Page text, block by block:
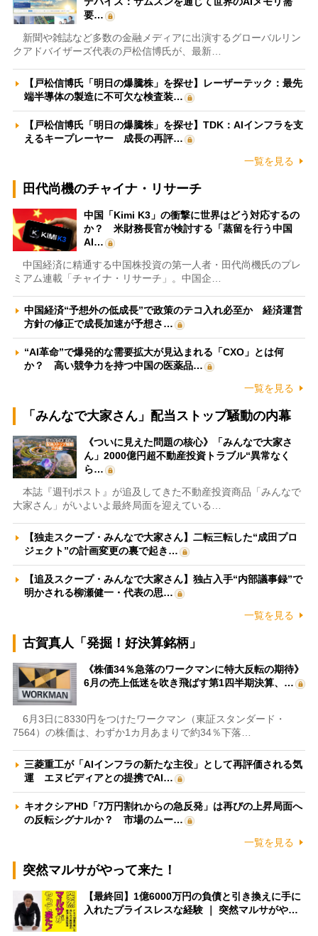
要…
新聞や雑誌など多数の金融メディアに出演するグローバルリン
クアドバイザーズ代表の戸松信博氏が、最新…
【戸松信博氏「明日の爆騰株」を探せ】レーザーテック：最先
端半導体の製造に不可欠な検査装…
【戸松信博氏「明日の爆騰株」を探せ】TDK：AIインフラを支
えるキープレーヤー 成長の再評…
一覧を見る
田代尚機のチャイナ・リサーチ
中国「Kimi K3」の衝撃に世界はどう対応するの
か？ 米財務長官が検討する「蒸留を行う中国
AI…
中国経済に精通する中国株投資の第一人者・田代尚機氏のプレ
ミアム連載「チャイナ・リサーチ」。中国企…
中国経済“予想外の低成長”で政策のテコ入れ必至か 経済運営
方針の修正で成長加速が予想さ…
“AI革命”で爆発的な需要拡大が見込まれる「CXO」とは何
か？ 高い競争力を持つ中国の医薬品…
一覧を見る
「みんなで大家さん」配当ストップ騒動の内幕
《ついに見えた問題の核心》「みんなで大家さ
ん」2000億円超不動産投資トラブル“異常なく
ら…
本誌『週刊ポスト』が追及してきた不動産投資商品「みんなで
大家さん」がいよいよ最終局面を迎えている…
【独走スクープ・みんなで大家さん】二転三転した“成田プロ
ジェクト”の計画変更の裏で起き…
【追及スクープ・みんなで大家さん】独占入手“内部議事録”で
明かされる柳瀬健一・代表の思…
一覧を見る
古賀真人「発掘！好決算銘柄」
《株価34％急落のワークマンに特大反転の期待》
6月の売上低迷を吹き飛ばす第1四半期決算、…
6月3日に8330円をつけたワークマン（東証スタンダード・
7564）の株価は、わずか1カ月あまりで約34％下落…
三菱重工が「AIインフラの新たな主役」として再評価される気
運 エヌビディアとの提携でAI…
キオクシアHD「7万円割れからの急反発」は再びの上昇局面へ
の反転シグナルか？ 市場のムー…
一覧を見る
突然マルサがやって来た！
【最終回】1億6000万円の負債と引き換えに手に
入れたプライスレスな経験 ｜ 突然マルサがや…